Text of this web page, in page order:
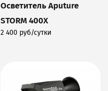
Осветитель Aputure
STORM 400X
2 400 руб/сутки